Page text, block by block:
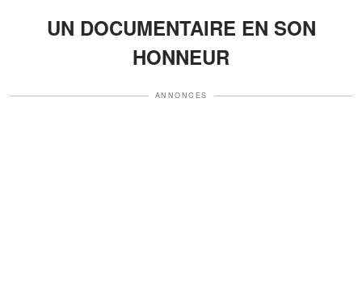
UN DOCUMENTAIRE EN SON
HONNEUR
ANNONCES